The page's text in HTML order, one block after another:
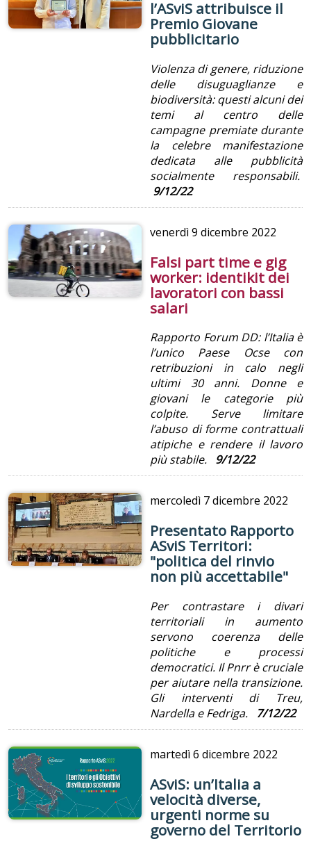
l’ASviS attribuisce il
Premio Giovane
pubblicitario
Violenza di genere, riduzione
delle disuguaglianze e
biodiversità: questi alcuni dei
temi al centro delle
campagne premiate durante
la celebre manifestazione
dedicata alle pubblicità
socialmente responsabili.
9/12/22
venerdì9 dicembre 2022
Falsi part time e gig
worker: identikit dei
lavoratori con bassi
salari
Rapporto Forum DD: l’Italia è
l’unico Paese Ocse con
retribuzioni in calo negli
ultimi 30 anni. Donne e
giovani le categorie più
colpite. Serve limitare
l’abuso di forme contrattuali
atipiche e rendere il lavoro
più stabile. 9/12/22
mercoledì 7 dicembre 2022
Presentato Rapporto
ASviS Territori:
"politica del rinvio
non più accettabile"
Per contrastare i divari
territoriali in aumento
servono coerenza delle
politiche e processi
democratici. Il Pnrr è cruciale
per aiutare nella transizione.
Gli interventi di Treu,
Nardella e Fedriga. 7/12/22
martedì6 dicembre 2022
ASviS: un’Italia a
velocità diverse,
urgenti norme su
governo del Territorio